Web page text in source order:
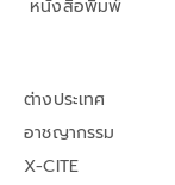
หนังสือพิมพ์
ต่างประเทศ
อาชญากรรม
X-CITE